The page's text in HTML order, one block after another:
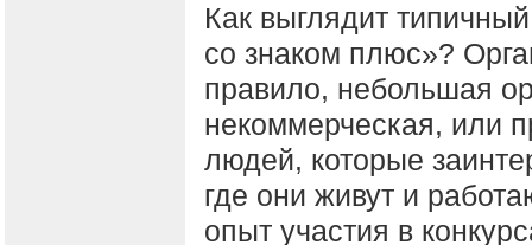
Как выглядит
со знаком плюс»?
правило, небольшая
некоммерческая, или
людей, которые
где они живут и
опыт участия в